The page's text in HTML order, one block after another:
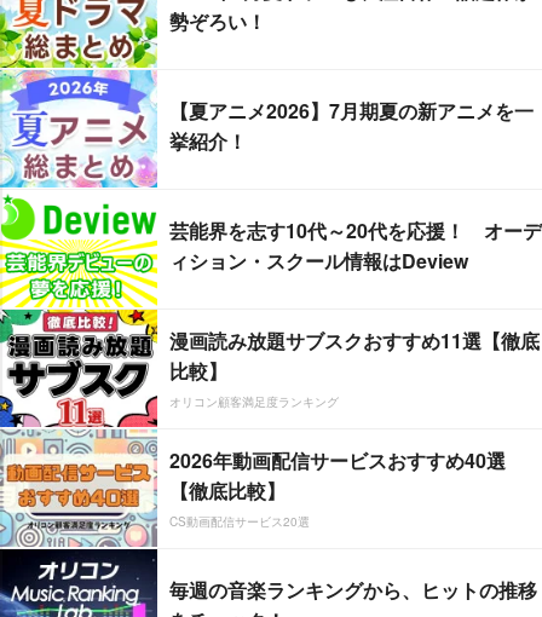
勢ぞろい！
【夏アニメ2026】7月期夏の新アニメを一
挙紹介！
芸能界を志す10代～20代を応援！ オーデ
ィション・スクール情報はDeview
漫画読み放題サブスクおすすめ11選【徹底
比較】
オリコン顧客満足度ランキング
2026年動画配信サービスおすすめ40選
【徹底比較】
CS動画配信サービス20選
毎週の音楽ランキングから、ヒットの推移